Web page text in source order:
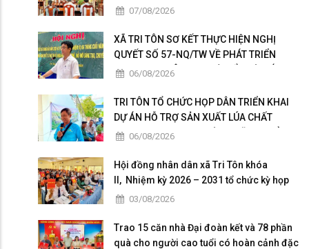
và Nghị định số 241/2026/NĐ-CP của
07/08/2026
XÃ TRI TÔN SƠ KẾT THỰC HIỆN NGHỊ
QUYẾT SỐ 57-NQ/TW VỀ PHÁT TRIỂN
KHOA HỌC, CÔNG NGHỆ, ĐỔI MỚI SÁNG
06/08/2026
TRI TÔN TỔ CHỨC HỌP DÂN TRIỂN KHAI
DỰ ÁN HỖ TRỢ SẢN XUẤT LÚA CHẤT
LƯỢNG CAO THEO HƯỚNG HỮU CƠ VÀ
06/08/2026
Hội đồng nhân dân xã Tri Tôn khóa
II, Nhiệm kỳ 2026 – 2031 tổ chức kỳ họp
thứ 4 giữa năm 2026
03/08/2026
Trao 15 căn nhà Đại đoàn kết và 78 phần
quà cho người cao tuổi có hoàn cảnh đặc